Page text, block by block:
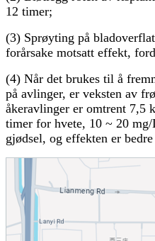
12 timer;
(3) Sprøyting på
forårsake motsatt effekt,
(4) Når det brukes til å
på avlinger, er veksten av
åkeravlinger er omtrent 7,5
timer for hvete, 10 ~ 20
gjødsel, og effekten er